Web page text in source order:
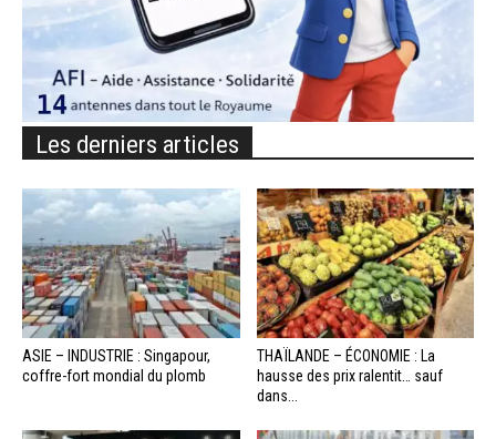
Les derniers articles
ASIE – INDUSTRIE : Singapour,
coffre-fort mondial du plomb
THAÏLANDE – ÉCONOMIE : La
hausse des prix ralentit… sauf
dans...